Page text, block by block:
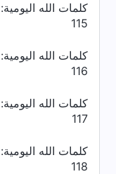
كلمات الله
115
كلمات الله
116
كلمات الله
117
كلمات الله
118